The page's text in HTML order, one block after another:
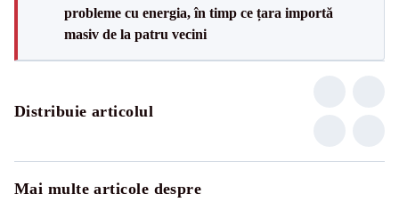
probleme cu energia, în timp ce țara importă
masiv de la patru vecini
Distribuie articolul
Mai multe articole despre